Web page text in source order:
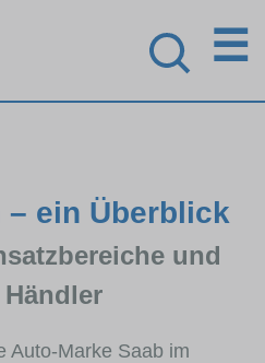
☰
– ein Überblick
und
Auto-Marke Saab im